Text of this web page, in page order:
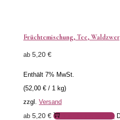
Früchtemischung, Tee,
ab 5,20 €
Enthält 7% MwSt.
(52,00 € / 1 kg)
zzgl. Versand
ab 5,20 € Ausführung wählen